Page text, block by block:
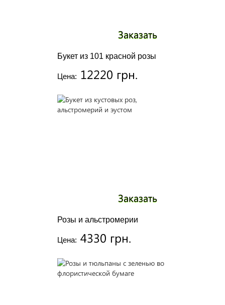
Букет из 101 красной розы
Цена: 12220 грн.
Заказать
Розы и альстромерии
Цена: 4330 грн.
Заказать